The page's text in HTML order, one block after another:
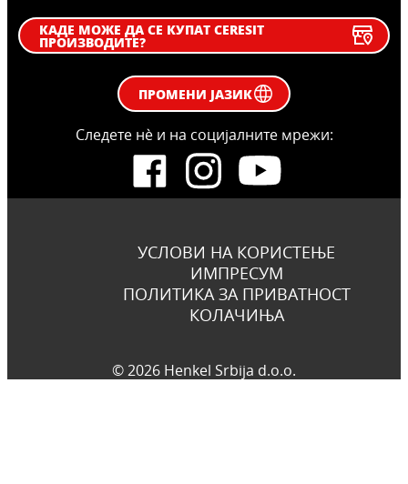
потрошувачката на енергија, ја намалува
буката и продирањето на влага.
КАДЕ МОЖЕ ДА СЕ КУПАТ CERESIT
ПРОИЗВОДИТЕ?
ПРОМЕНИ ЈАЗИК
Следете нѐ и на социјалните мрежи:
УСЛОВИ НА КОРИСТЕЊЕ
ИМПРЕСУМ
ПОЛИТИКА ЗА ПРИВАТНОСТ
КОЛАЧИЊА
© 2026 Henkel Srbija d.o.o.